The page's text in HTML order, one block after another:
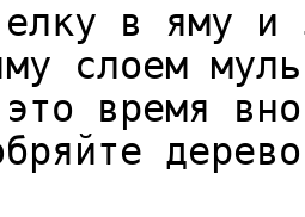
елку в яму и
слоем
время